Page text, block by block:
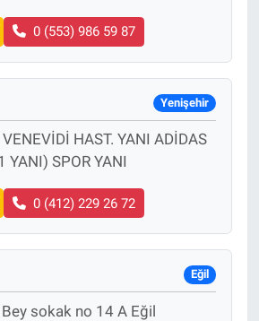
0 (553) 986 59 87
Yenişehir
HAST. YANI ADİDAS
YANI) SPOR YANI
0 (412) 229 26 72
Eğil
sokak no 14 A Eğil